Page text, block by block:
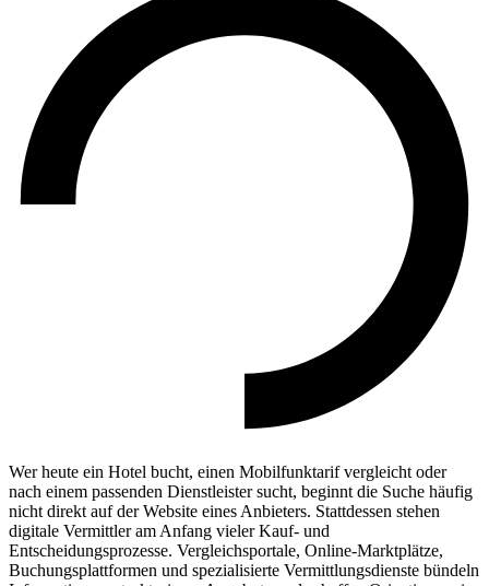
Wer heute ein Hotel bucht, einen Mobilfunktarif vergleicht oder
nach einem passenden Dienstleister sucht, beginnt die Suche häufig
nicht direkt auf der Website eines Anbieters. Stattdessen stehen
digitale Vermittler am Anfang vieler Kauf- und
Entscheidungsprozesse. Vergleichsportale, Online-Marktplätze,
Buchungsplattformen und spezialisierte Vermittlungsdienste bündeln